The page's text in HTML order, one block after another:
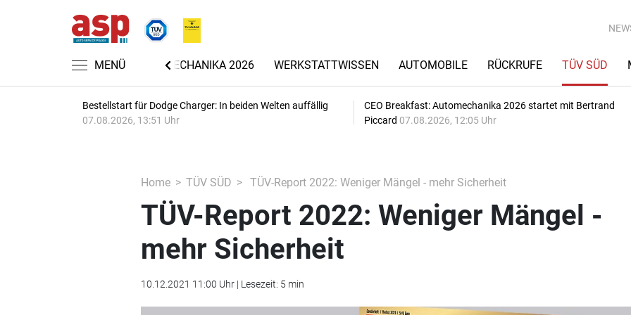
MENÜ
NACHRICHTEN AUTOMECHANIKA 2026 WERKSTATTWISSEN AUTOMOBILE RÜCKRUFE TÜV SÜD
Bestellstart für Dodge Charger: In beiden Welten auffällig
07.08.2026, 13:51 Uhr
CEO Breakfast: Automechanika 2026 startet mit Bertrand
Piccard 07.08.2026, 12:05 Uhr
Home TÜV SÜD TÜV-Report 2022: Weniger Mängel - mehr Sicherheit
TÜV-Report 2022: Weniger Mängel -
mehr Sicherheit
10.12.2021 11:00 Uhr | Lesezeit: 5 min